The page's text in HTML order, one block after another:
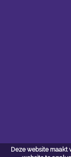
Deze website maakt
Privacy